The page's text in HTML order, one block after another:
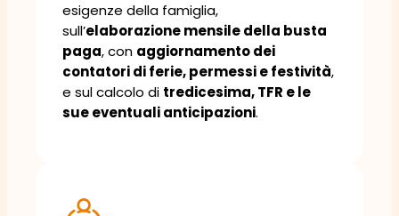
esigenze della famiglia,
sull’elaborazione mensile della busta
paga, con aggiornamento dei
contatori di ferie, permessi e festività,
e sul calcolo di tredicesima, TFR e le
sue eventuali anticipazioni.